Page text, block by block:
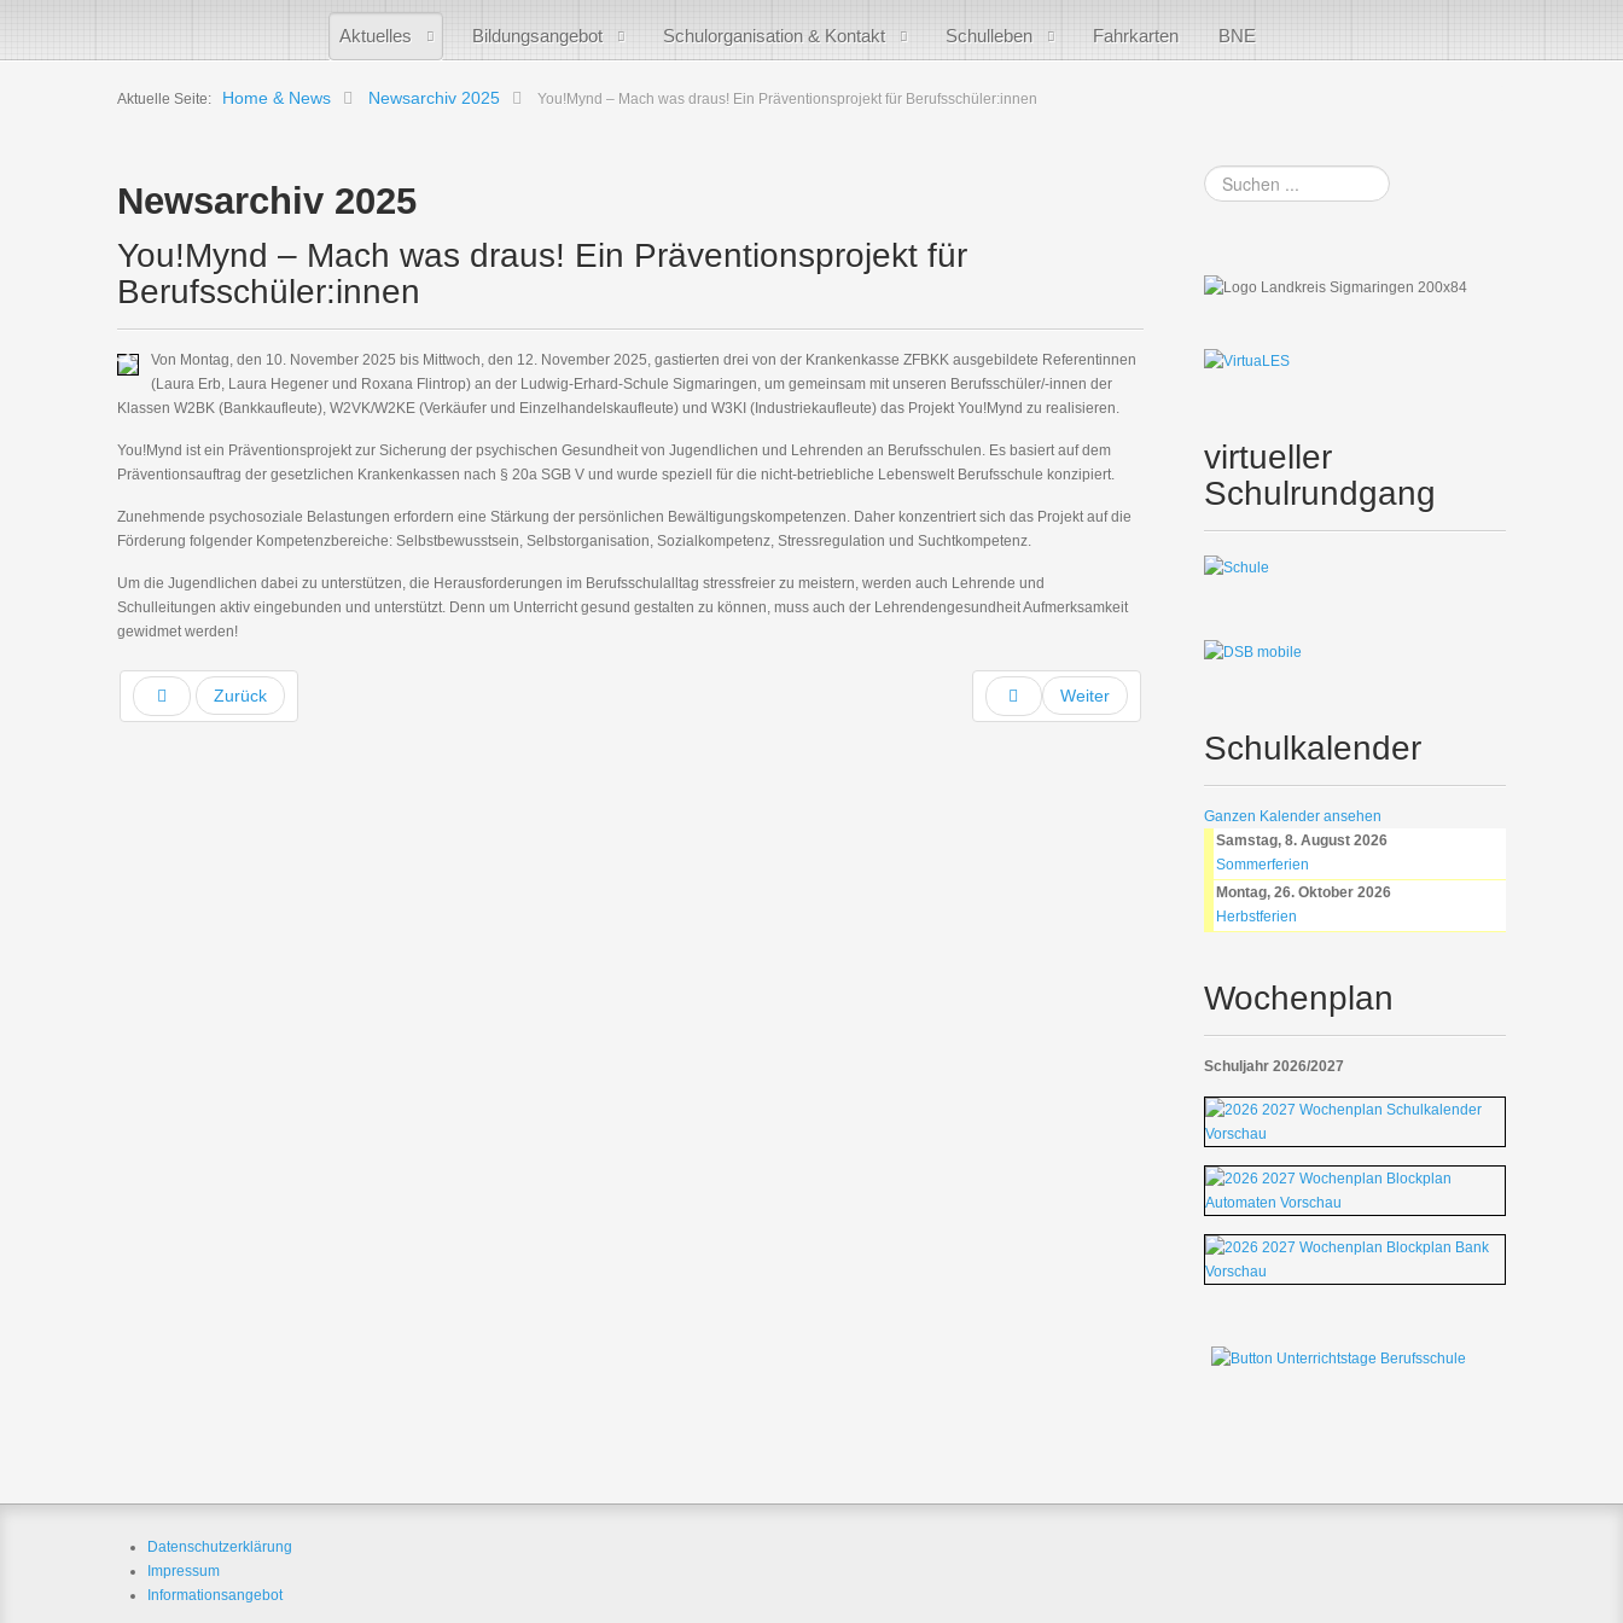
Aktuelles Bildungsangebot Schulorganisation & Kontakt Schulleben Fahrkarten BNE
Aktuelle Seite: Home & News Newsarchiv 2025 You!Mynd – Mach was draus! Ein Präventionsprojekt für Berufsschüler:innen
Newsarchiv 2025
You!Mynd – Mach was draus! Ein Präventionsprojekt für
Berufsschüler:innen
Von Montag, den 10. November 2025 bis Mittwoch, den 12. November 2025, gastierten drei von der Krankenkasse ZFBKK ausgebildete Referentinnen
(Laura Erb, Laura Hegener und Roxana Flintrop) an der Ludwig-Erhard-Schule Sigmaringen, um gemeinsam mit unseren Berufsschüler/-innen der
Klassen W2BK (Bankkaufleute), W2VK/W2KE (Verkäufer und Einzelhandelskaufleute) und W3KI (Industriekaufleute) das Projekt You!Mynd zu realisieren.
You!Mynd ist ein Präventionsprojekt zur Sicherung der psychischen Gesundheit von Jugendlichen und Lehrenden an Berufsschulen. Es basiert auf dem
Präventionsauftrag der gesetzlichen Krankenkassen nach § 20a SGB V und wurde speziell für die nicht-betriebliche Lebenswelt Berufsschule konzipiert.
Zunehmende psychosoziale Belastungen erfordern eine Stärkung der persönlichen Bewältigungskompetenzen. Daher konzentriert sich das Projekt auf die
Förderung folgender Kompetenzbereiche: Selbstbewusstsein, Selbstorganisation, Sozialkompetenz, Stressregulation und Suchtkompetenz.
Um die Jugendlichen dabei zu unterstützen, die Herausforderungen im Berufsschulalltag stressfreier zu meistern, werden auch Lehrende und
Schulleitungen aktiv eingebunden und unterstützt. Denn um Unterricht gesund gestalten zu können, muss auch der Lehrendengesundheit Aufmerksamkeit
gewidmet werden!
Zurück Weiter
Suchen
...
virtueller
Schulrundgang
Schulkalender
Ganzen Kalender ansehen
Samstag, 8. August 2026
Sommerferien
Montag, 26. Oktober 2026
Herbstferien
Wochenplan
Schuljahr 2026/2027
Datenschutzerklärung
Impressum
Informationsangebot